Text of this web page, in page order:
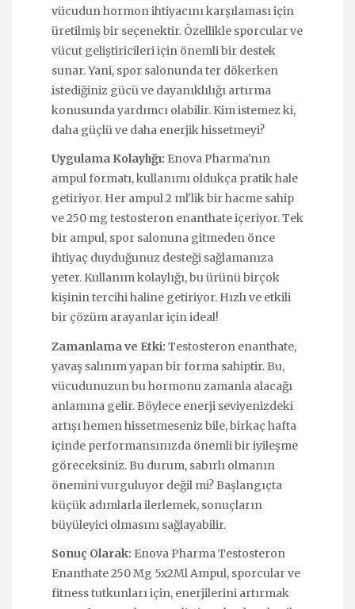
vücudun hormon ihtiyacını karşılaması için
üretilmiş bir seçenektir. Özellikle sporcular ve
vücut geliştiricileri için önemli bir destek
sunar. Yani, spor salonunda ter dökerken
istediğiniz gücü ve dayanıklılığı artırma
konusunda yardımcı olabilir. Kim istemez ki,
daha güçlü ve daha enerjik hissetmeyi?
Uygulama Kolaylığı: Enova Pharma'nın
ampul formatı, kullanımı oldukça pratik hale
getiriyor. Her ampul 2 ml'lik bir hacme sahip
ve 250 mg testosteron enanthate içeriyor. Tek
bir ampul, spor salonuna gitmeden önce
ihtiyaç duyduğunuz desteği sağlamanıza
yeter. Kullanım kolaylığı, bu ürünü birçok
kişinin tercihi haline getiriyor. Hızlı ve etkili
bir çözüm arayanlar için ideal!
Zamanlama ve Etki: Testosteron enanthate,
yavaş salınım yapan bir forma sahiptir. Bu,
vücudunuzun bu hormonu zamanla alacağı
anlamına gelir. Böylece enerji seviyenizdeki
artışı hemen hissetmeseniz bile, birkaç hafta
içinde performansınızda önemli bir iyileşme
göreceksiniz. Bu durum, sabırlı olmanın
önemini vurguluyor değil mi? Başlangıçta
küçük adımlarla ilerlemek, sonuçların
büyüleyici olmasını sağlayabilir.
Sonuç Olarak: Enova Pharma Testosteron
Enanthate 250 Mg 5x2Ml Ampul, sporcular ve
fitness tutkunları için, enerjilerini artırmak